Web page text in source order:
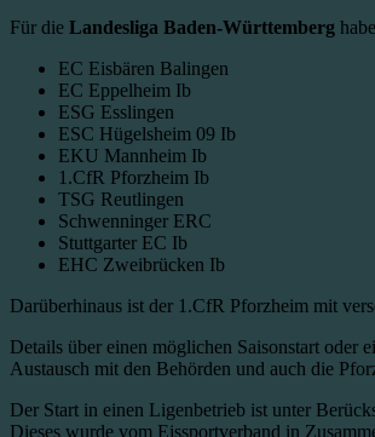
Für die Landesliga Baden-Württemberg
EC Eisbären Balingen
EC Eppelheim Ib
ESG Esslingen
ESC Hügelsheim 09 Ib
EKU Mannheim Ib
1.CfR Pforzheim Ib
TSG Reutlingen
Schwenninger ERC
Stuttgarter EC Ib
EHC Zweibrücken Ib
Darüberhinaus ist der 1.CfR Pforzheim mit
Details über einen möglichen Saisonstart oder
Austausch mit den Behörden und auch die
Der Start in einen Ligenbetrieb ist unter
Dieses wurde vom Eissportverband in